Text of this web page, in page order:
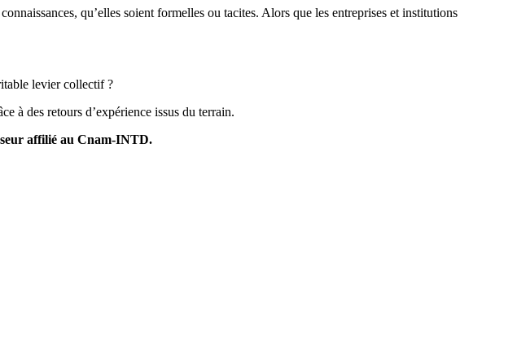
qu’elles soient formelles ou tacites. Alors que les entreprises et institutions
levier collectif ?
à des retours d’expérience issus du terrain.
affilié au Cnam-INTD.